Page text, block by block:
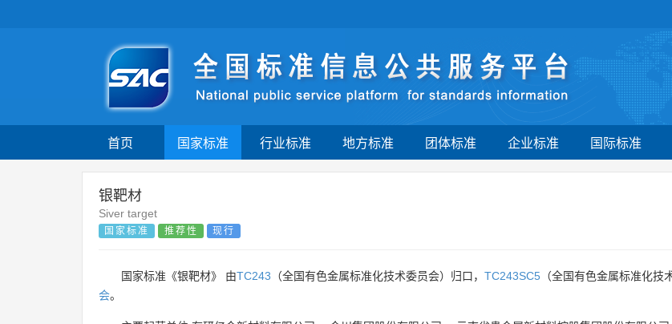
首页 国家标准 行业标准 地方标准 团体标准 企业标准 国际标准
银靶材
Siver target
国家标准 推荐性 现行
国家标准《银靶材》 由TC243 （全国有色金属标准化技术委员会）归口， TC243SC5 （全国有色金属标准化
会。